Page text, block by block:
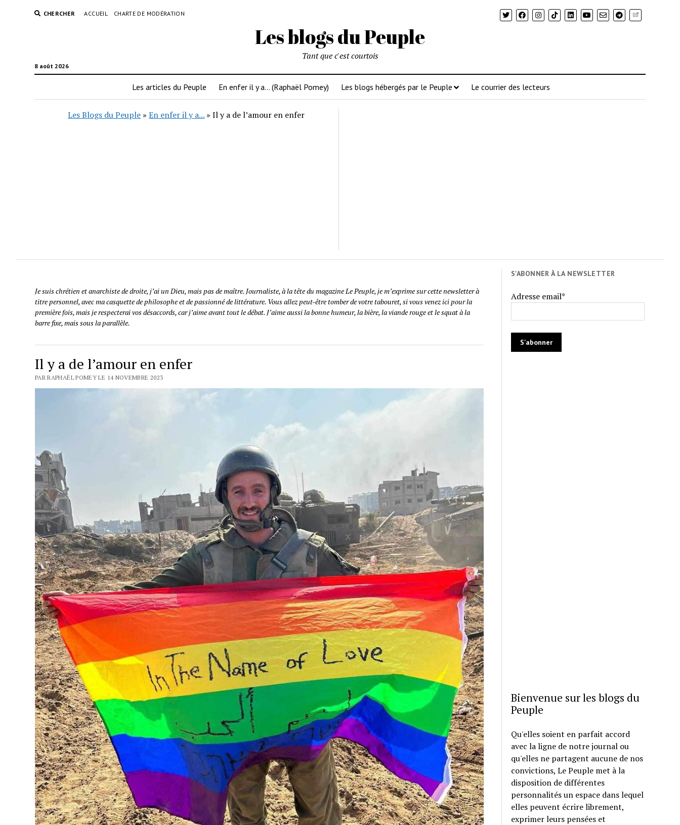
CHERCHER ACCUEIL CHARTE DE MODÉRATION Newsletter
Les blogs du Peuple
8 août 2026
Tant que c'est courtois
Les articles du Peuple En enfer il y a… (Raphaël Pomey) Les blogs hébergés par le Peuple Le courrier des lecteurs
Les Blogs du Peuple »En enfer il y a... »Il y a de l’amour en enfer
Je suis chrétien et anarchiste de droite, j’ai un Dieu, mais pas de maître. Journaliste, à la tête du magazine Le Peuple, je m’exprime sur cette newsletter à
titre personnel, avec ma casquette de philosophe et de passionné de littérature. Vous allez peut-être tomber de votre tabouret, si vous venez ici pour la
première fois, mais je respecterai vos désaccords, car j’aime avant tout le débat. J’aime aussi la bonne humeur, la bière, la viande rouge et le squat à la
barre fixe, mais sous la parallèle.
Il y a de l’amour en enfer
PAR RAPHAËL POMEY LE 14 NOVEMBRE 2023
S'ABONNER À LA NEWSLETTER
Adresse email*
Bienvenue sur les blogs du
Peuple
Qu'elles soient en parfait accord
avec la ligne de notre journal ou
qu'elles ne partagent aucune de nos
convictions, Le Peuple met à la
disposition de différentes
personnalités un espace dans lequel
elles peuvent écrire librement,
exprimer leurs pensées et